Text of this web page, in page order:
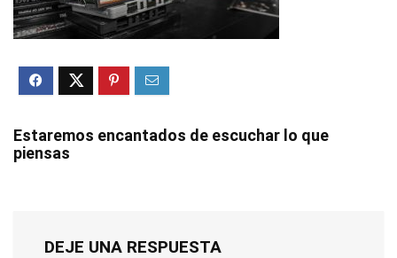
Estaremos encantados de escuchar lo que
piensas
DEJE UNA RESPUESTA